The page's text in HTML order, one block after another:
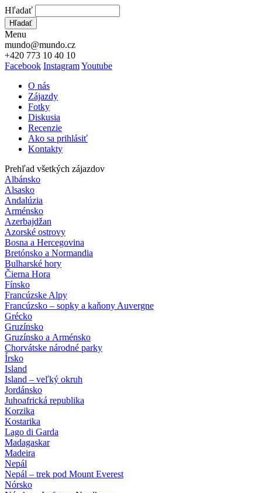
Hľadať
Hľadať
Menu
mundo@mundo.cz
+420 773 10 40 10
Facebook InstagramYoutube
O nás
Zájazdy
Fotky
Diskusia
Recenzie
Ako sa prihlásiť
Kontakty
Prehľad všetkých zájazdov
Albánsko
Alsasko
Andalúzia
Arménsko
Azerbajdžan
Azorské ostrovy
Bosna a Hercegovina
Bretónsko a Normandia
Bulharské hory
Čierna Hora
Fínsko
Francúzske Alpy
Francúzsko – sopky a kaňony Auvergne
Grécko
Gruzínsko
Gruzínsko a Arménsko
Chorvátske národné parky
Írsko
Island
Island – veľký okruh
Jordánsko
Juhoafrická republika
Korzika
Kostarika
Lago di Garda
Madagaskar
Madeira
Nepál
Nepál – trek pod Mount Everest
Nórsko